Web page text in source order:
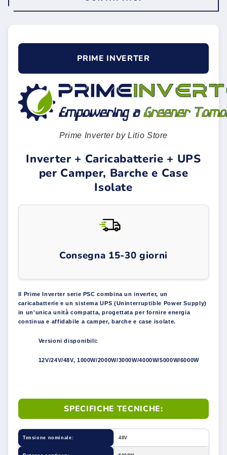
PRIME INVERTER
Prime Inverter by Litio Store
Inverter + Caricabatterie + UPS
per Camper, Barche e Case
Isolate
Consegna 15-30 giorni
Il Prime Inverter serie PSC combina un inverter, un
caricabatterie e un sistema UPS (Uninterruptible Power Supply)
in un'unica unità compatta, progettata per fornire energia
continua e affidabile a camper, barche e case isolate.
Versioni disponibili:
12V/24V/48V, 1000W/2000W/3000W/4000W/5000W/6000W
SPECIFICHE TECNICHE:
Tensione nominale: 48V